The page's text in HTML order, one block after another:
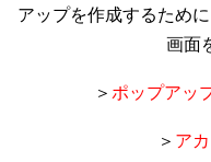
アップを作成するため
画面
＞ ポップアッ
＞ ア